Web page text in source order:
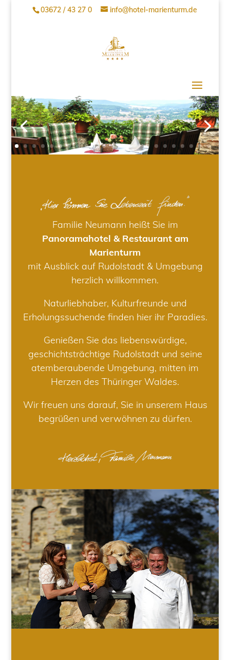
03672 / 43 27 0 info@hotel-marienturm.de
Familie Neumann heißt Sie im
Panoramahotel & Restaurant am
Marienturm
mit Ausblick auf Rudolstadt & Umgebung
herzlich willkommen.
Naturliebhaber, Kulturfreunde und
Erholungssuchende finden hier ihr Paradies.
Genießen Sie das liebenswürdige,
geschichtsträchtige Rudolstadt und seine
atemberaubende Umgebung, mitten im
Herzen des Thüringer Waldes.
Wir freuen uns darauf, Sie in unserem Haus
begrüßen und verwöhnen zu dürfen.